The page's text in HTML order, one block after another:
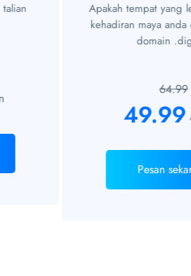
Apakah tempat yang
kehadiran maya
domain
64.99
49.99
Pesan